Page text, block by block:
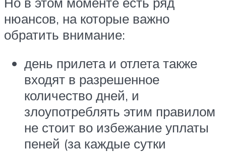
нюансов, на которые важно
обратить внимание:
день прилета и отлета также
входят в разрешенное
количество дней, и
злоупотреблять этим правилом
не стоит во избежание уплаты
пеней (за каждые сутки